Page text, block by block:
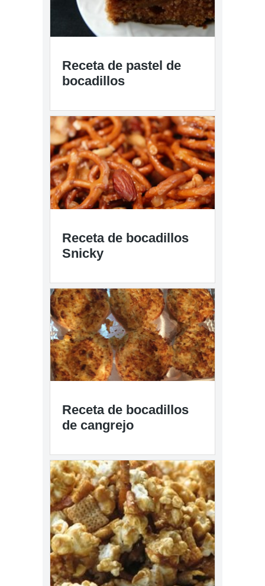
Receta de pastel de
bocadillos
Receta de bocadillos
Snicky
Receta de bocadillos
de cangrejo